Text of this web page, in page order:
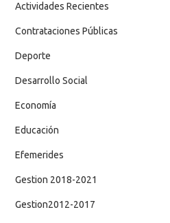
Actividades Recientes
Contrataciones Públicas
Deporte
Desarrollo Social
Economía
Educación
Efemerides
Gestion 2018-2021
Gestion2012-2017